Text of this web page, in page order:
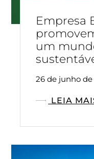
Empresa
um
26 de junho
LEIA